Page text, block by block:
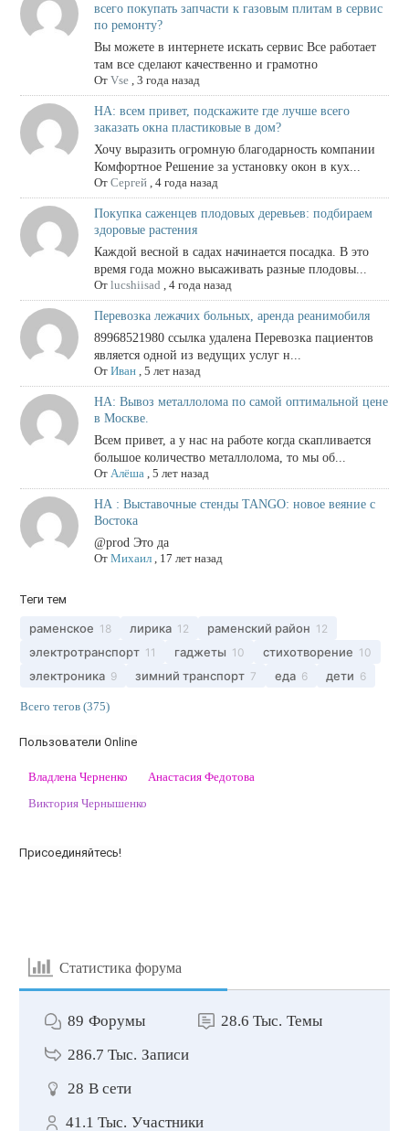
всего покупать запчасти к газовым плитам в сервис
по ремонту?
Вы можете в интернете искать сервис Все работает
там все сделают качественно и грамотно
От Vse, 3 года назад
НА: всем привет, подскажите где лучше всего
заказать окна пластиковые в дом?
Хочу выразить огромную благодарность компании
Комфортное Решение за установку окон в кух...
От Сергей, 4 года назад
Покупка саженцев плодовых деревьев: подбираем
здоровые растения
Каждой весной в садах начинается посадка. В это
время года можно высаживать разные плодовы...
От lucshiisad , 4 года назад
Перевозка лежачих больных, аренда реанимобиля
89968521980 ссылка удалена Перевозка пациентов
является одной из ведущих услуг н...
От Иван, 5 лет назад
НА: Вывоз металлолома по самой оптимальной цене
в Москве.
Всем привет, а у нас на работе когда скапливается
большое количество металлолома, то мы об...
От Алёша, 5 лет назад
НА : Выставочные стенды TANGO: новое веяние с
Востока
@prod Это да
От Михаил, 17 лет назад
Теги тем
раменское 18 лирика 12 раменский район 12
электротранспорт 11 гаджеты 10 стихотворение 10
электроника 9 зимний транспорт 7 еда 6 дети 6
Всего тегов (375)
Пользователи Online
Владлена Черненко
Анастасия Федотова
Виктория Чернышенко
Присоединяйтесь!
Статистика форума
89 Форумы 28.6 Тыс. Темы
286.7 Тыс. Записи
28 В сети
41.1 Тыс. Участники